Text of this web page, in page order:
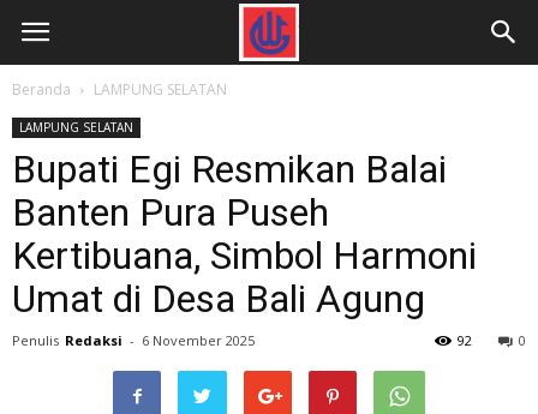
Beranda LAMPUNG SELATAN
LAMPUNG SELATAN
Bupati Egi Resmikan Balai
Banten Pura Puseh
Kertibuana, Simbol Harmoni
Umat di Desa Bali Agung
Penulis Redaksi - 6 November 2025 0
92